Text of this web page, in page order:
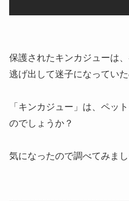
保護されたキンカジューは
逃げ出して迷子になっていた
「キンカジュー」は、ペッ
のでしょうか？
気になったので調べてみまし